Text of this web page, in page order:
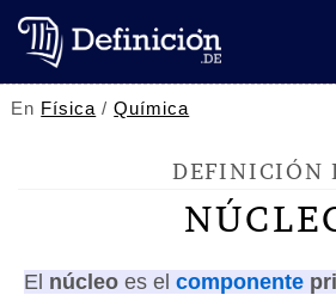
En Física /Química
DEFINICIÓN
El núcleo es el componente